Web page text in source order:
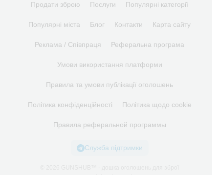
Продати зброю Послуги Популярні категорії
Популярні міста Блог Контакти Карта сайту
Реклама / Співпраця Реферальна програма
Умови використання платформи
Правила та умови публікації оголошень
Політика конфіденційності Політика щодо cookie
Правила реферальной программы
Служба підтримки